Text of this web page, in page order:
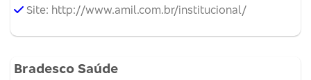
Site: http://www.amil.com.br/institucional/
Bradesco Saúde